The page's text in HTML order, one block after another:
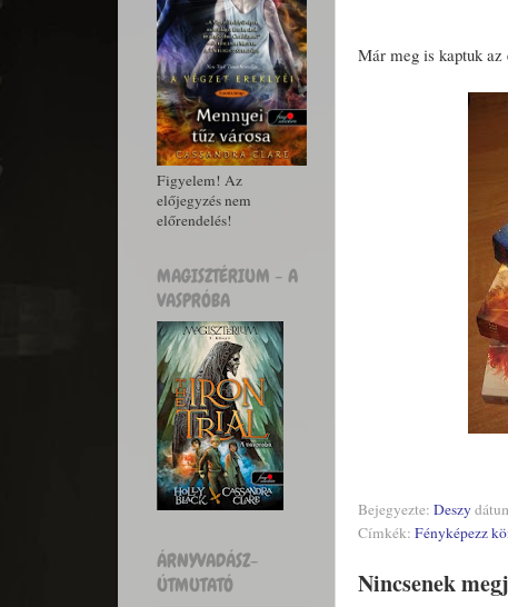
Már meg is kaptuk
Bejegyezte: Deszy
Címkék: Fényképezz
Nincsenek
Figyelem! Az
előjegyzés nem
előrendelés!
MAGISZTÉRIUM - A
VASPRÓBA
ÁRNYVADÁSZ-
ÚTMUTATÓ